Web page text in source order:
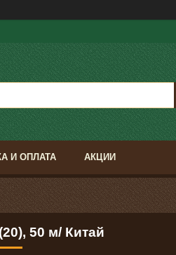
И ОПЛАТА АКЦИИ
50 м/ Китай